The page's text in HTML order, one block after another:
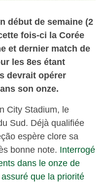
début de semaine (2
fois-ci la Corée
et dernier match de
les 8es étant
devrait opérer
son onze.
City Stadium, le
Sud. Déjà qualifiée
espère clore sa
bonne note. Interrogé
dans le onze de
que la priorité